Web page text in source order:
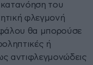
κατανόηση του
φλεγμονή
θα μπορούσε
ή
αντιφλεγμονώδεις